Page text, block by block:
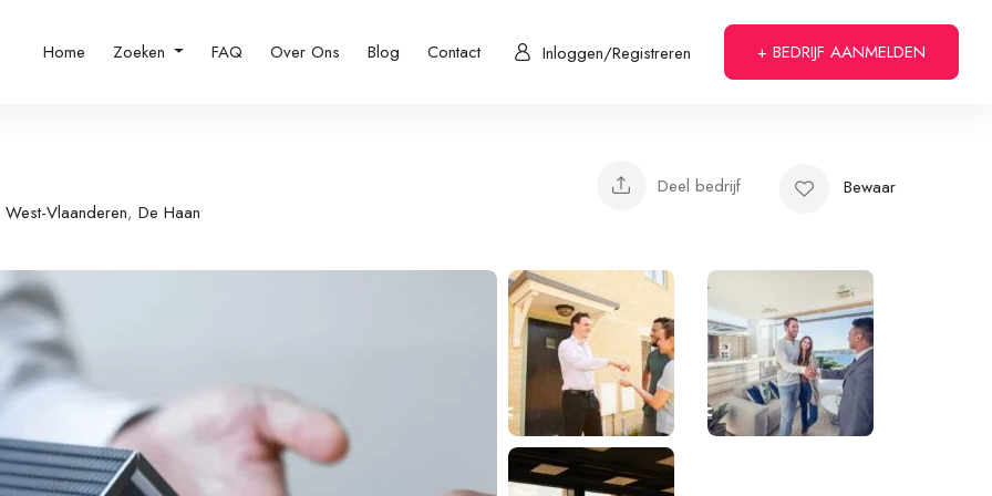
Home Zoeken FAQ Over Ons Blog Contact Inloggen/Registreren + BEDRIJF AANMELDEN
West-Vlaanderen, De Haan
Deel bedrijf Bewaar